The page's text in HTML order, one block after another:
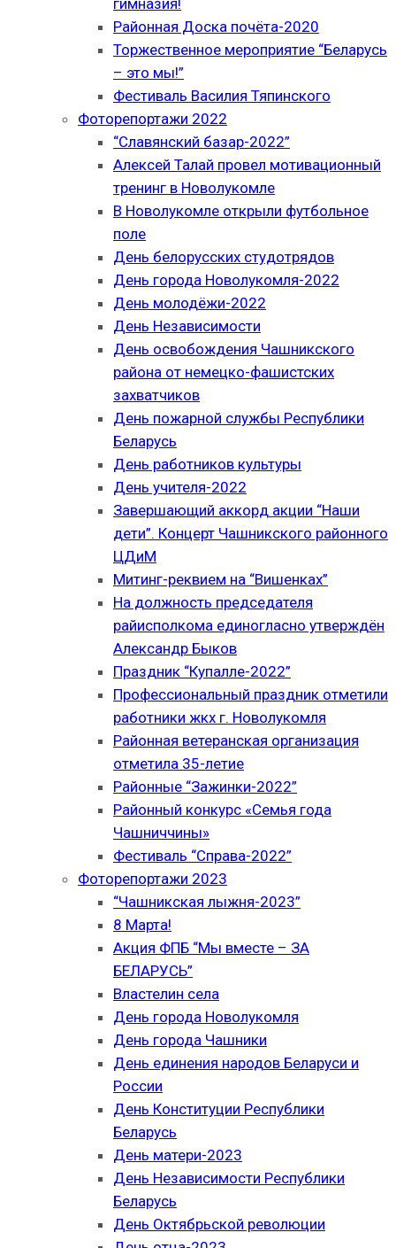
гимназия!
Районная Доска почёта-2020
Торжественное мероприятие “Беларусь
– это мы!”
Фестиваль Василия Тяпинского
Фоторепортажи 2022
“Славянский базар-2022”
Алексей Талай провел мотивационный
тренинг в Новолукомле
В Новолукомле открыли футбольное
поле
День белорусских студотрядов
День города Новолукомля-2022
День молодёжи-2022
День Независимости
День освобождения Чашникского
района от немецко-фашистских
захватчиков
День пожарной службы Республики
Беларусь
День работников культуры
День учителя-2022
Завершающий аккорд акции “Наши
дети”. Концерт Чашникского районного
ЦДиМ
Митинг-реквием на “Вишенках”
На должность председателя
райисполкома единогласно утверждён
Александр Быков
Праздник “Купалле-2022”
Профессиональный праздник отметили
работники жкх г. Новолукомля
Районная ветеранская организация
отметила 35-летие
Районные “Зажинки-2022”
Районный конкурс «Семья года
Чашниччины»
Фестиваль “Справа-2022”
Фоторепортажи 2023
“Чашникская лыжня-2023”
8 Марта!
Акция ФПБ “Мы вместе – ЗА
БЕЛАРУСЬ”
Властелин села
День города Новолукомля
День города Чашники
День единения народов Беларуси и
России
День Конституции Республики
Беларусь
День матери-2023
День Независимости Республики
Беларусь
День Октябрьской революции